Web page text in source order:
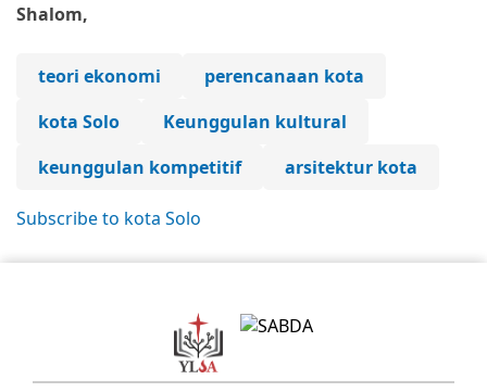
Shalom,
teori ekonomi
perencanaan kota
kota Solo
Keunggulan kultural
keunggulan kompetitif
arsitektur kota
Subscribe to kota Solo